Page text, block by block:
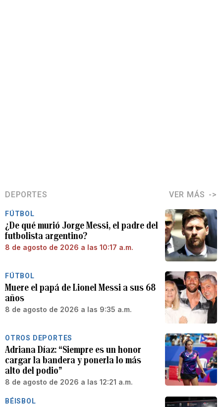
DEPORTES VER MÁS
FÚTBOL
¿De qué murió Jorge Messi, el padre del
futbolista argentino?
8 de agosto de 2026 a las 10:17 a.m.
FÚTBOL
Muere el papá de Lionel Messi a sus 68
años
8 de agosto de 2026 a las 9:35 a.m.
OTROS DEPORTES
Adriana Díaz: “Siempre es un honor
cargar la bandera y ponerla lo más
alto del podio”
8 de agosto de 2026 a las 12:21 a.m.
BÉISBOL